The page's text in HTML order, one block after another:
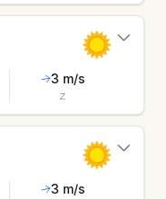
3 m/s
Z
3 m/s